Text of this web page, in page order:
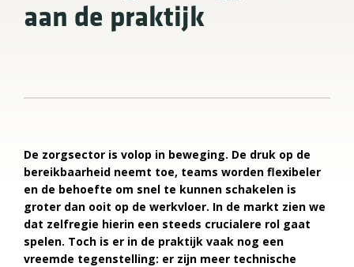
aan de praktijk
De zorgsector is volop in beweging. De druk op de
bereikbaarheid neemt toe, teams worden flexibeler
en de behoefte om snel te kunnen schakelen is
groter dan ooit op de werkvloer. In de markt zien we
dat zelfregie hierin een steeds crucialere rol gaat
spelen. Toch is er in de praktijk vaak nog een
vreemde tegenstelling: er zijn meer technische